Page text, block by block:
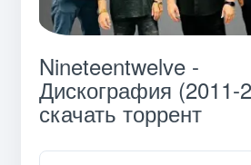
Nineteentwelve -
Дискография (2011-
скачать торрент